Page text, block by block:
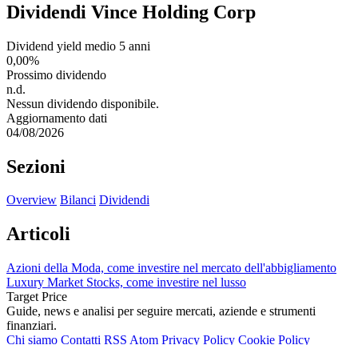
Dividendi Vince Holding Corp
Dividend yield medio 5 anni
0,00%
Prossimo dividendo
n.d.
Nessun dividendo disponibile.
Aggiornamento dati
04/08/2026
Sezioni
Overview Bilanci Dividendi
Articoli
Azioni della Moda, come investire nel mercato dell'abbigliamento
Luxury Market Stocks, come investire nel lusso
Target Price
Guide, news e analisi per seguire mercati, aziende e strumenti
finanziari.
Chi siamo Contatti RSS Atom Privacy Policy Cookie Policy